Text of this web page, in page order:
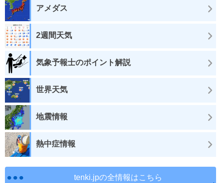
アメダス
2週間天気
気象予報士のポイント解説
世界天気
地震情報
熱中症情報
tenki.jpの全情報はこちら